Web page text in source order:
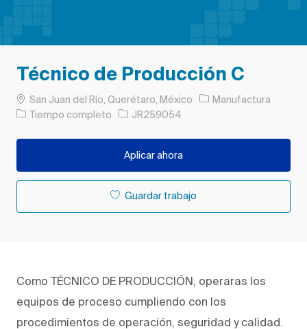
Técnico de Producción C
Ubicación
San Juan del Río, Querétaro, México Categoría
Manufactura
Tipo de trabajo
Tiempo completo ID de trabajo
JR259054
Aplicar ahora
Guardar trabajo
Como TÉCNICO DE PRODUCCIÓN, operaras los
equipos de proceso cumpliendo con los
procedimientos de operación, seguridad y calidad.